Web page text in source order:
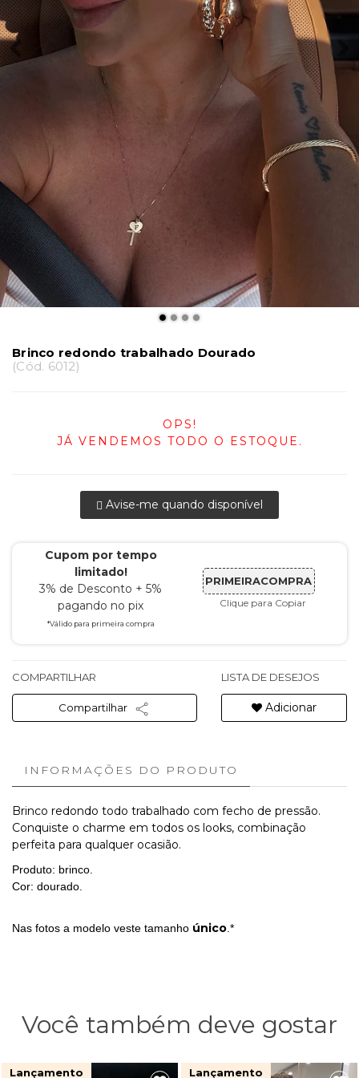
Brinco redondo trabalhado Dourado
(Cód. 6012)
OPS!
JÁ VENDEMOS TODO O ESTOQUE.
Avise-me quando disponível
Cupom por tempo
limitado!
3% de Desconto + 5%
pagando no pix
*Válido para primeira compra
PRIMEIRACOMPRA
Clique para Copiar
COMPARTILHAR
Compartilhar
LISTA DE DESEJOS
Adicionar
INFORMAÇÕES DO PRODUTO
Brinco redondo todo trabalhado com fecho de pressão.
Conquiste o charme em todos os looks, combinação
perfeita para qualquer ocasião.
Produto: brinco.
Cor: dourado.
Nas fotos a modelo veste tamanho único .*
Você também deve gostar
Lançamento Lançamento